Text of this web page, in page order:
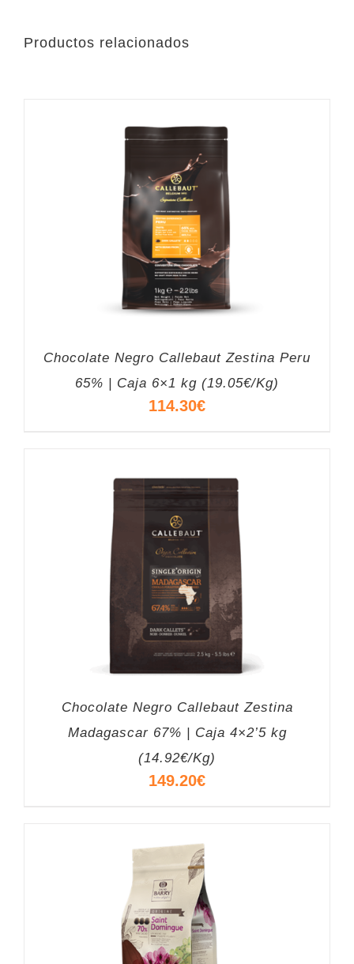
Productos relacionados
Chocolate Negro Callebaut Zestina Peru
65% | Caja 6×1 kg (19.05€/Kg)
114.30€
Chocolate Negro Callebaut Zestina
Madagascar 67% | Caja 4×2’5 kg
(14.92€/Kg)
149.20€